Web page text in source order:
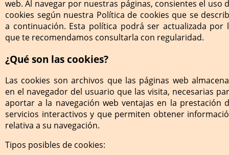
web. Al navegar por nuestras páginas, consientes el uso
cookies según nuestra Política de cookies que se
a continuación. Esta política podrá ser actualizada por
que te recomendamos consultarla con regularidad.
¿Qué son las cookies?
Las cookies son archivos que las páginas web
en el navegador del usuario que las visita, necesarias
aportar a la navegación web ventajas en la prestación
servicios interactivos y que permiten obtener
relativa a su navegación.
Tipos posibles de cookies: